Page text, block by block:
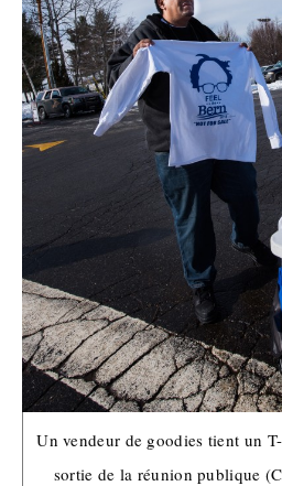
Un vendeur de goodies tient un
sortie de la réunion publique